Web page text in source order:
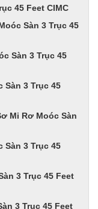
45 Feet CIMC
Sàn 3 Trục 45
Sàn 3 Trục 45
Sàn 3 Trục 45
Mi Rơ Moóc Sàn
Sàn 3 Trục 45
3 Trục 45 Feet
3 Trục 45 Feet